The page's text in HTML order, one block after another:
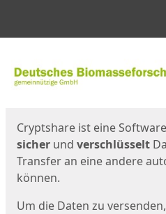
Cryptshare ist eine
sicher und verschlüsselt
Transfer an eine andere
können.
Um die Daten zu